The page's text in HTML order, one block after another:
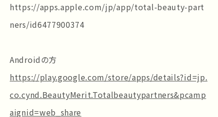
https://apps.apple.com/jp/app/total-beauty-part
ners/id6477900374
Androidの方
https://play.google.com/store/apps/details?id=jp.
co.cynd.BeautyMerit.Totalbeautypartners&pcamp
aignid=web_share